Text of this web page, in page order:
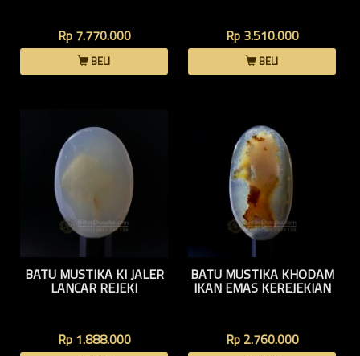
Rp 7.770.000
BELI
Rp 3.510.000
BELI
BATU MUSTIKA KI JALER
LANCAR REJEKI
Rp 1.888.000
BATU MUSTIKA KHODAM
IKAN EMAS KEREJEKIAN
Rp 2.760.000